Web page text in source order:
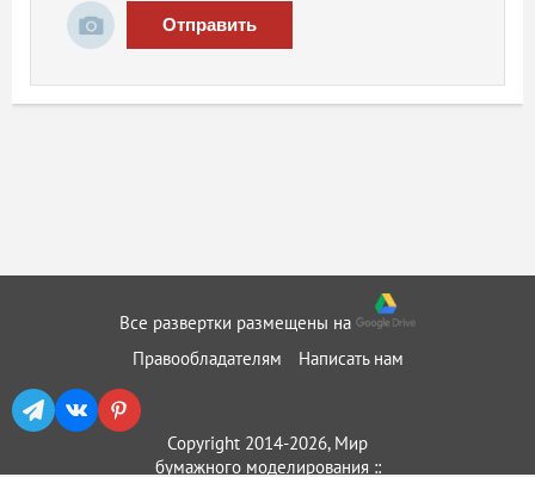
Отправить
Все развертки размещены на
Правообладателям
Написать нам
Copyright 2014-2026, Мир
бумажного моделирования ::